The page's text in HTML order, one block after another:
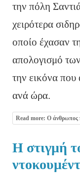
την πόλη
χειρότερα
οποίο έχασαν
απολογισμό
την εικόνα που
ανά ώρα.
Read more: Ο άνθρωπος
Η στιγμή